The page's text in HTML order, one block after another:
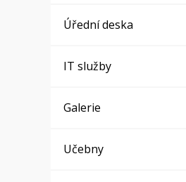
Úřední deska
IT služby
Galerie
Učebny